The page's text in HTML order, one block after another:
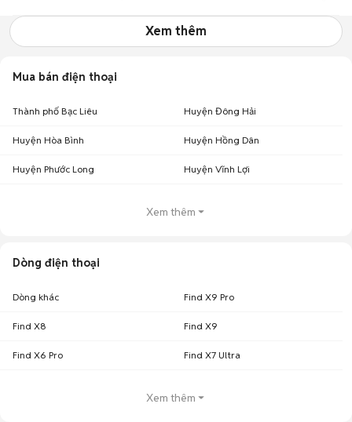
Xem thêm
Mua bán điện thoại
Thành phố Bạc Liêu Huyện Đông Hải
Huyện Hòa Bình Huyện Hồng Dân
Huyện Phước Long Huyện Vĩnh Lợi
Xem thêm
Dòng điện thoại
Dòng khác Find X9 Pro
Find X8 Find X9
Find X6 Pro Find X7 Ultra
Xem thêm